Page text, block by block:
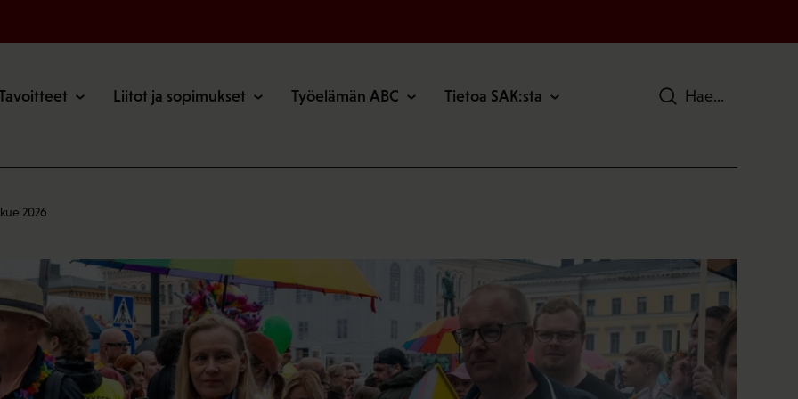
Liitot ja sopimukset Työelämän ABC Tietoa SAK:sta Hae
2026